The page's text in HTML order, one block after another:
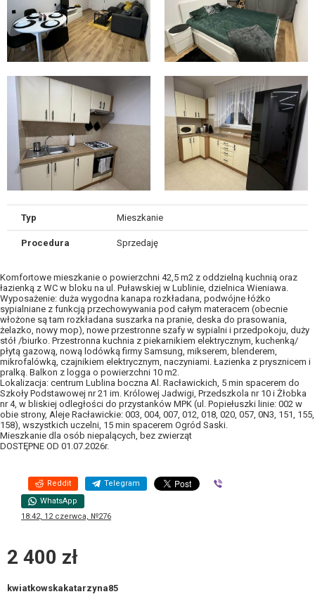
Typ Mieszkanie
Procedura Sprzedaję
Komfortowe mieszkanie o powierzchni 42,5 m2 z oddzielną kuchnią oraz
łazienką z WC w bloku na ul. Puławskiej w Lublinie, dzielnica Wieniawa.
Wyposażenie: duża wygodna kanapa rozkładana, podwójne łóżko
sypialniane z funkcją przechowywania pod całym materacem (obecnie
włożone są tam rozkładana suszarka na pranie, deska do prasowania,
żelazko, nowy mop), nowe przestronne szafy w sypialni i przedpokoju, duży
stół /biurko. Przestronna kuchnia z piekarnikiem elektrycznym, kuchenką/
płytą gazową, nową lodówką firmy Samsung, mikserem, blenderem,
mikrofalówką, czajnikiem elektrycznym, naczyniami. Łazienka z prysznicem i
pralką. Balkon z logga o powierzchni 10 m2.
Lokalizacja: centrum Lublina boczna Al. Racławickich, 5 min spacerem do
Szkoły Podstawowej nr 21 im. Królowej Jadwigi, Przedszkola nr 10 i Żłobka
nr 4, w bliskiej odległości do przystanków MPK (ul. Popiełuszki linie: 002 w
obie strony, Aleje Racławickie: 003, 004, 007, 012, 018, 020, 057, 0N3, 151, 155,
158), wszystkich uczelni, 15 min spacerem Ogród Saski.
Mieszkanie dla osób niepalących, bez zwierząt
DOSTĘPNE OD 01.07.2026r.
Reddit Telegram
WhatsApp
18:42, 12 czerwca, №276
2 400 zł
kwiatkowskakatarzyna85